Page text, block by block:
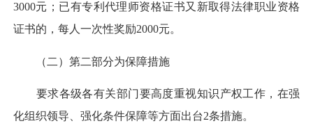
3000元；已有专利代理师资格证书又新取得法律职业资格
证书的，每人一次性奖励2000元。
（二）第二部分为保障措施
要求各级各有关部门要高度重视知识产权工作，在强
化组织领导、强化条件保障等方面出台2条措施。